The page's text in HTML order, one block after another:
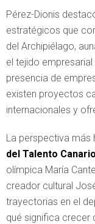
Pérez-Dionis
estratégicos que
del Archipiélago,
el tejido
presencia de
existen proyectos
internacionales y
La perspectiva más
del Talento
olímpica María
creador cultural
trayectorias en el
qué significa crecer